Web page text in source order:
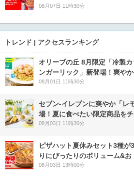
08月07日 11時30分
トレンド | アクセスランキング
オリーブの丘 8月限定「冷製
ンガーリック」新登場！爽や
08月01日 11時30分
セブン‐イレブンに爽やか「レ
場！夏に食べたい限定商品を
08月03日 11時30分
ピザハット夏休みセット3種が
りにぴったりのボリューム&
08月03日 13時00分